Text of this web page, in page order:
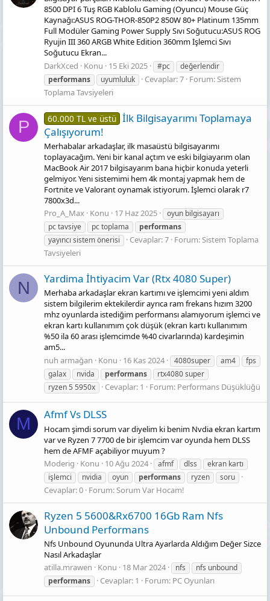
8500 DPI 6 Tuş RGB Kablolu Gaming (Oyuncu) Mouse Güç
Kaynağı:ASUS ROG-THOR-850P2 850W 80+ Platinum 135mm
Full Modüler Gaming Power Supply Sıvı Soğutucu:ASUS ROG
Ryujin III 360 ARGB White Edition 360mm İşlemci Sıvı
Soğutucu Ekran...
DarkXced
Konu 15 Eki 2025 #pc
değerlendir
performans
uyumluluk Cevaplar: 7 Forum: Sistem
Toplama Tavsiyeleri
P 60.000 TL ve üstü İlk Bilgisayarımı Toplamaya
Çalışıyorum!
Merhabalar arkadaşlar, ilk masaüstü bilgisayarımı
toplayacağım. Yeni bir kanal açtım ve eski bilgiayarım olan
MacBook Air 2017 bilgisayarım bana hiçbir konuda yeterli
gelmiyor. Yeni sistemimi hem 4k montaj yapmak hem de
Fortnite ve Valorant oynamak istiyorum. İşlemci olarak r7
7800x3d...
Pro_A_Max Konu 17 Haz 2025
oyun bilgisayarı
pc tavsiye
pc toplama
performans
yayıncı sistem önerisi
Cevaplar: 7 Forum:Sistem Toplama
Tavsiyeleri
N Yardima İhti̇yacim Var (Rtx 4080 Super)
Merhaba arkadaşlar ekran kartımı ve işlemcimi yeni aldım
sistem bilgilerim ektekilerdir ayrıca ram frekans hızım 3200
mhz oyunlarda istediğim performansı alamıyorum işlemci ve
ekran kartı kullanımım çok düşük (ekran kartı kullanımım
%50 ila 60 arası işlemcimde %40 civarlarında) kardeşimin
am5...
nuh armağan
Konu 16 Kas 2024 4080super am4
fps
galax
nvida performans
rtx4080 super
ryzen 5 5950x
Cevaplar: 1 Forum: Performans Düşüklüğü
M Afmf Vs DLSS
Hocam şimdi sorum var diyelim ki benim Nvdia ekran kartım
var ve Ryzen 7 7700 de bir işlemcim var oyunda hem DLSS
hem de AFMF açabiliyor muyum ?
Moderig
Konu 10 Ağu 2024 afmf dlss
ekran kartı
işlemci
nvidia oyun performans ryzen soru
Cevaplar: 0 Forum:Sorum Var Hocam!
Ryzen 5 5600&Rx6700 16Gb Ram Nfs
Unbound Performans
Nfs Unbound Oyununda Ultra Ayarlarda Aldığım Değer Sizce
Nasıl Arkadaşlar
atilla.mrawen
Konu 18 Mar 2024 nfs
nfs unbound
performans
Cevaplar: 1 Forum: PC Oyunları